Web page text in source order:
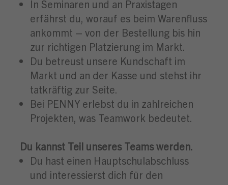
In Seminaren und an Praxistagen
erfährst du, worauf es beim Warenfluss
ankommt – von der Bestellung bis hin
zur richtigen Platzierung im Markt.
Du betreust unsere Kundschaft im
Markt und an der Kasse und stehst ihr
tatkräftig zur Seite.
Bei PENNY erlebst du in zahlreichen
Projekten, was Teamwork bedeutet.
Du kannst Teil unseres Teams werden.
Du hast einen Hauptschulabschluss
und interessierst dich für den